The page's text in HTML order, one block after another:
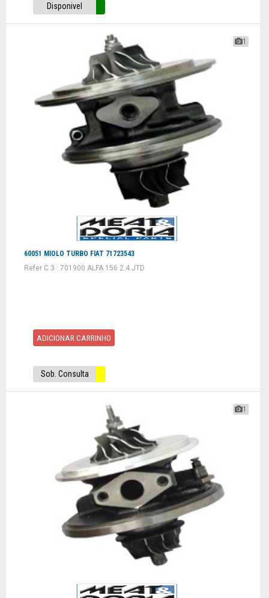
Disponivel
1
60051 MIOLO TURBO FIAT 71723543
Refer C 3 : 701900 ALFA 156 2.4 JTD
ADICIONAR CARRINHO
Sob. Consulta
1